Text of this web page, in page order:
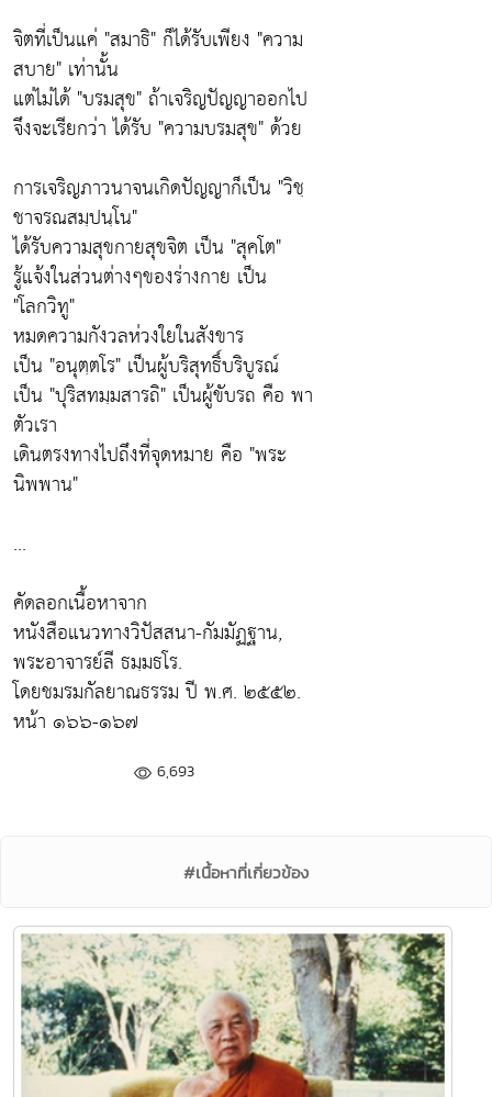
จิตที่เป็นแค่ "สมาธิ" ก็ได้รับเพียง "ความ
สบาย" เท่านั้น
แต่ไม่ได้ "บรมสุข" ถ้าเจริญปัญญาออกไป
จึงจะเรียกว่า ได้รับ "ความบรมสุข" ด้วย
การเจริญภาวนาจนเกิดปัญญาก็เป็น "วิชฺ
ชาจรณสมฺปนฺโน"
ได้รับความสุขกายสุขจิต เป็น "สุคโต"
รู้แจ้งในส่วนต่างๆของร่างกาย เป็น
"โลกวิทู"
หมดความกังวลห่วงใยในสังขาร
เป็น "อนุตฺตโร" เป็นผู้บริสุทธิ์บริบูรณ์
เป็น "ปุริสทมฺมสารถิ" เป็นผู้ขับรถ คือ พา
ตัวเรา
เดินตรงทางไปถึงที่จุดหมาย คือ "พระ
นิพพาน"
...
คัดลอกเนื้อหาจาก
หนังสือแนวทางวิปัสสนา-กัมมัฏฐาน,
พระอาจารย์ลี ธมฺมธโร.
โดยชมรมกัลยาณธรรม ปี พ.ศ. ๒๕๕๒.
หน้า ๑๖๖-๑๖๗
6,693
#เนื้อหาที่เกี่ยวข้อง